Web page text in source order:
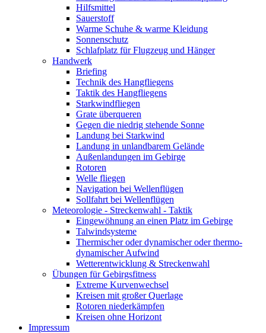
Hilfsmittel
Sauerstoff
Warme Schuhe & warme Kleidung
Sonnenschutz
Schlafplatz für Flugzeug und Hänger
Handwerk
Briefing
Technik des Hangfliegens
Taktik des Hangfliegens
Starkwindfliegen
Grate überqueren
Gegen die niedrig stehende Sonne
Landung bei Starkwind
Landung in unlandbarem Gelände
Außenlandungen im Gebirge
Rotoren
Welle fliegen
Navigation bei Wellenflügen
Sollfahrt bei Wellenflügen
Meteorologie - Streckenwahl - Taktik
Eingewöhnung an einen Platz im Gebirge
Talwindsysteme
Thermischer oder dynamischer oder thermo-
dynamischer Aufwind
Wetterentwicklung & Streckenwahl
Übungen für Gebirgsfitness
Extreme Kurvenwechsel
Kreisen mit großer Querlage
Rotoren niederkämpfen
Kreisen ohne Horizont
Impressum